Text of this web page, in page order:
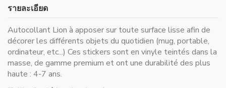
รายละเอียด
Autocollant Lion à apposer sur toute surface lisse afin de
décorer les différents objets du quotidien (mug, portable,
ordinateur, etc...) Ces stickers sont en vinyle teintés dans la
masse, de gamme premium et ont une durabilité des plus
haute : 4-7 ans.